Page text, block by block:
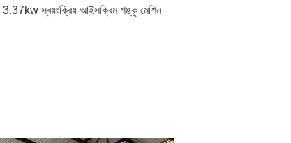
3.37kw স্বয়ংক্রিয় আইসক্রিম শঙ্কু মেশিন